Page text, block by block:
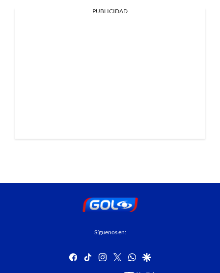
PUBLICIDAD
Síguenos en:
facebook
tiktok instagram
twitterwhatsapp
google